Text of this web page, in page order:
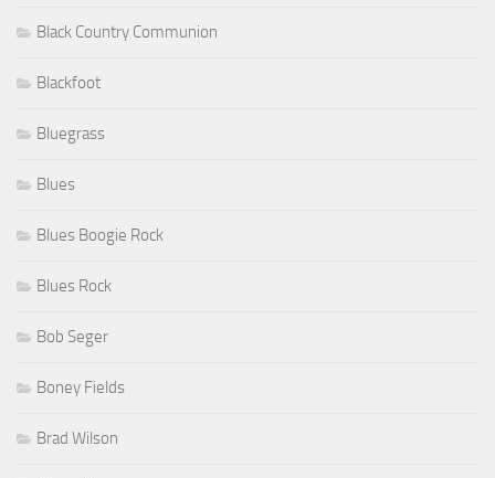
Black Country Communion
Blackfoot
Bluegrass
Blues
Blues Boogie Rock
Blues Rock
Bob Seger
Boney Fields
Brad Wilson